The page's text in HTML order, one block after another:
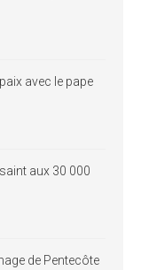
avec le pape
aux 30 000
de Pentecôte